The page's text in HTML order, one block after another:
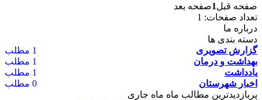
صفحه قبل1صفحه بعد
تعداد صفحات: 1
درباره ما
دسته بندی ها
گزارش تصویری
1 مطلب
بهداشت و درمان
1 مطلب
یادداشت
1 مطلب
اخبار شهرستان
0 مطلب
پربازدیدترین مطالب ماه ماه جاری